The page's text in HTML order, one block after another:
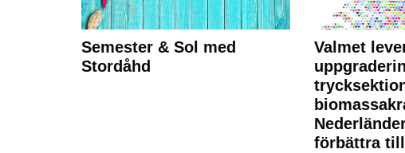
Semester & Sol med
Stordåhd
Valmet
förbättra